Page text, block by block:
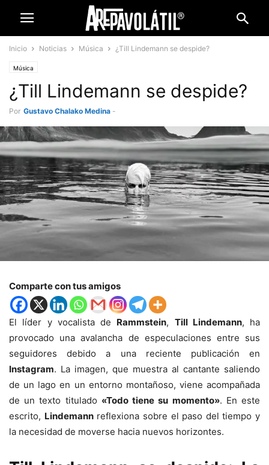
Inicio Noticias Música ¿Till Lindemann se despide?
Música
¿Till Lindemann se despide?
Por Gustavo Chalako Medina -
Comparte con tus amigos
El líder y vocalista de Rammstein, Till Lindemann, ha
provocado una avalancha de especulaciones entre sus
seguidores debido a una reciente publicación en
Instagram. La imagen, que muestra al cantante saliendo
de un lago en un entorno montañoso, viene acompañada
de un texto titulado «Todo tiene su momento». En este
escrito, Lindemannreflexiona sobre el paso del tiempo y
la necesidad de moverse hacia nuevos horizontes.